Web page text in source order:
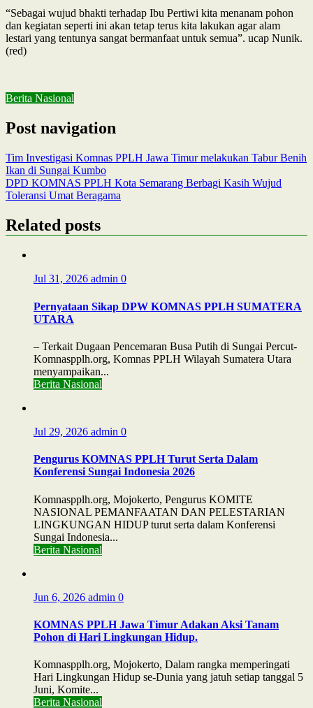
“Sebagai wujud bhakti terhadap Ibu Pertiwi kita menanam pohon
dan kegiatan seperti ini akan tetap terus kita lakukan agar alam
lestari yang tentunya sangat bermanfaat untuk semua”. ucap Nunik.
(red)
Berita Nasional
Post navigation
Tim Investigasi Komnas PPLH Jawa Timur melakukan Tabur Benih
Ikan di Sungai Kumbo
DPD KOMNAS PPLH Kota Semarang Berbagi Kasih Wujud
Toleransi Umat Beragama
Related posts
Jul 31, 2026 admin 0
Pernyataan Sikap DPW KOMNAS PPLH SUMATERA
UTARA
– Terkait Dugaan Pencemaran Busa Putih di Sungai Percut-
Komnaspplh.org, Komnas PPLH Wilayah Sumatera Utara
menyampaikan...
Berita Nasional
Jul 29, 2026 admin 0
Pengurus KOMNAS PPLH Turut Serta Dalam
Konferensi Sungai Indonesia 2026
Komnaspplh.org, Mojokerto, Pengurus KOMITE
NASIONAL PEMANFAATAN DAN PELESTARIAN
LINGKUNGAN HIDUP turut serta dalam Konferensi
Sungai Indonesia...
Berita Nasional
Jun 6, 2026 admin 0
KOMNAS PPLH Jawa Timur Adakan Aksi Tanam
Pohon di Hari Lingkungan Hidup.
Komnaspplh.org, Mojokerto, Dalam rangka memperingati
Hari Lingkungan Hidup se-Dunia yang jatuh setiap tanggal 5
Juni, Komite...
Berita Nasional